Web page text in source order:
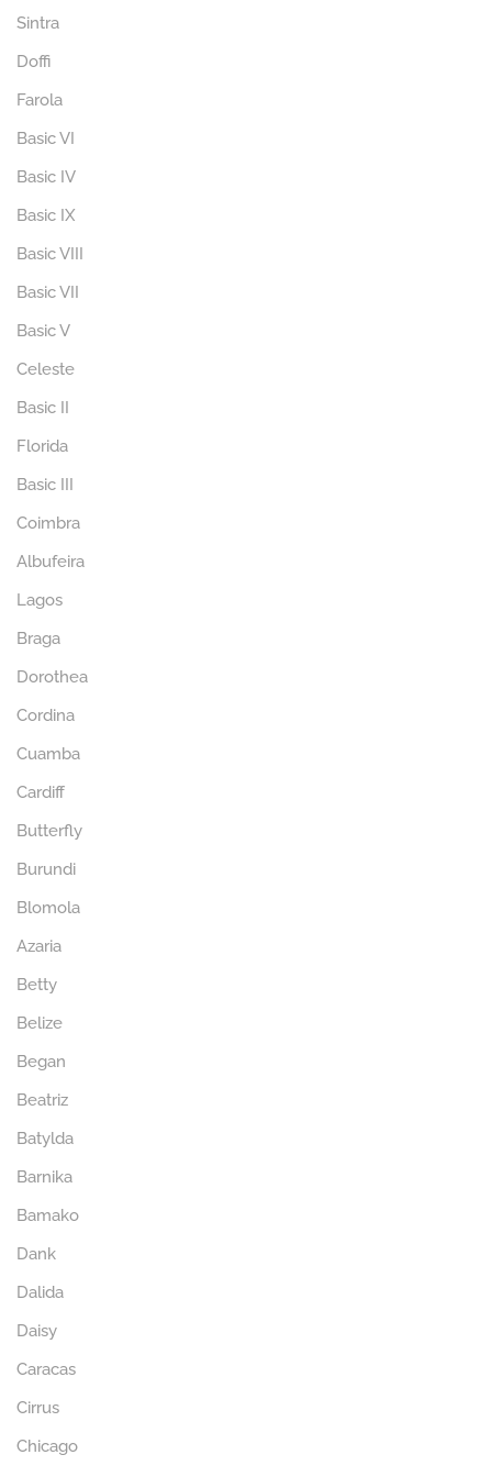
Sintra
Doffi
Farola
Basic VI
Basic IV
Basic IX
Basic VIII
Basic VII
Basic V
Celeste
Basic II
Florida
Basic III
Coimbra
Albufeira
Lagos
Braga
Dorothea
Cordina
Cuamba
Cardiff
Butterfly
Burundi
Blomola
Azaria
Betty
Belize
Began
Beatriz
Batylda
Barnika
Bamako
Dank
Dalida
Daisy
Caracas
Cirrus
Chicago